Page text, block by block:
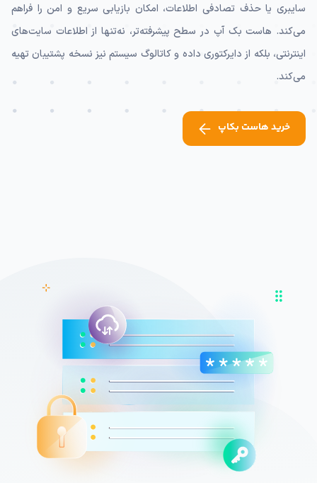
سایبری یا حذف تصادفی اطلاعات، امکان بازیابی سریع و امن را فراهم
می‌کند. هاست بک آپ در سطح پیشرفته‌تر، نه‌تنها از اطلاعات سایت‌های
اینترنتی، بلکه از دایرکتوری داده و کاتالوگ سیستم نیز نسخه پشتیبان تهیه
می‌کند.
خرید هاست بکاپ